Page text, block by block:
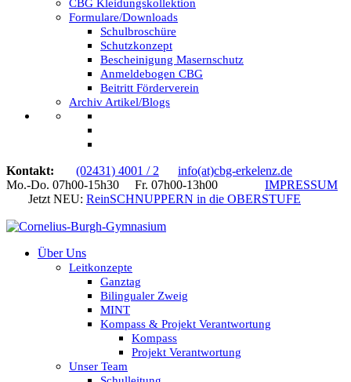
CBG Kleidungskollektion
Formulare/Downloads
Schulbroschüre
Schutzkonzept
Bescheinigung Masernschutz
Anmeldebogen CBG
Beitritt Förderverein
Archiv Artikel/Blogs
Kontakt: (02431) 4001 / 2
info(at)cbg-erkelenz.de
Mo.-Do. 07h00-15h30 Fr. 07h00-13h00 IMPRESSUM
Jetzt NEU: ReinSCHNUPPERN in die OBERSTUFE
Über Uns
Leitkonzepte
Ganztag
Bilingualer Zweig
MINT
Kompass & Projekt Verantwortung
Kompass
Projekt Verantwortung
Unser Team